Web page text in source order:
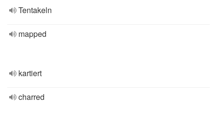
Tentakeln
mapped
kartiert
charred